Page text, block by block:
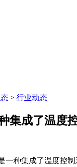
> 行业动态
集成了温度
一种集成了温度控